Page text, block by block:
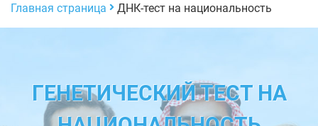
Главная страница ДНК-тест на национальность
ГЕНЕТИЧЕСКИЙ ТЕСТ НА